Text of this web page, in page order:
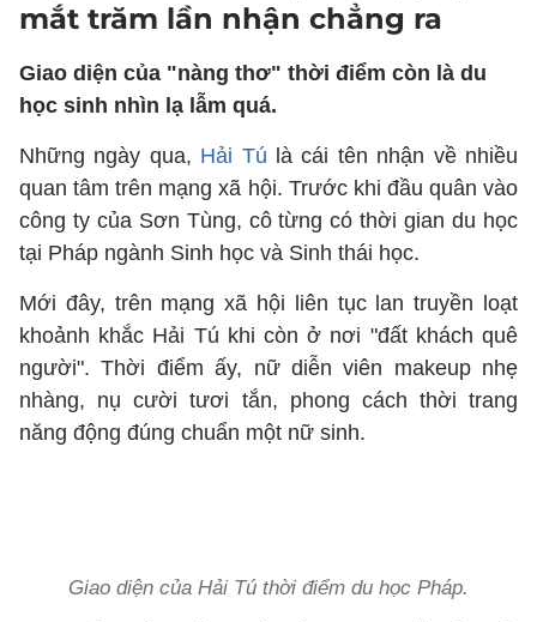
mắt trăm lần nhận chẳng ra
Giao diện của "nàng thơ" thời điểm còn là du
học sinh nhìn lạ lẫm quá.
Những ngày qua, Hải Tú là cái tên nhận về nhiều
quan tâm trên mạng xã hội. Trước khi đầu quân vào
công ty của Sơn Tùng, cô từng có thời gian du học
tại Pháp ngành Sinh học và Sinh thái học.
Mới đây, trên mạng xã hội liên tục lan truyền loạt
khoảnh khắc Hải Tú khi còn ở nơi "đất khách quê
người". Thời điểm ấy, nữ diễn viên makeup nhẹ
nhàng, nụ cười tươi tắn, phong cách thời trang
năng động đúng chuẩn một nữ sinh.
Giao diện của Hải Tú thời điểm du học Pháp.